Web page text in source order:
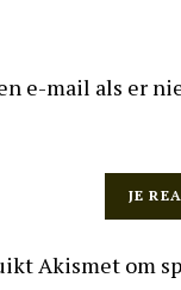
e-mail als er
Akismet om